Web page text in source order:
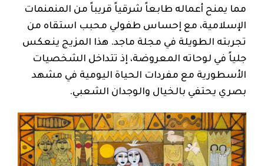
مما يمنح أعماله طابعاً شرقياً قريباً من المنمنمات
الإسلامية، مع إحساس طفولي محبب استقاه من
تجربته الطويلة في مجلة ماجد. هذا المزيج ينعكس
جلياً في لوحاته المعروضة، إذ تتداخل الشخصيات
الأسطورية مع مفردات الحياة اليومية في مشهد
بصري يحتفي بالخيال والوجدان الشعبي.